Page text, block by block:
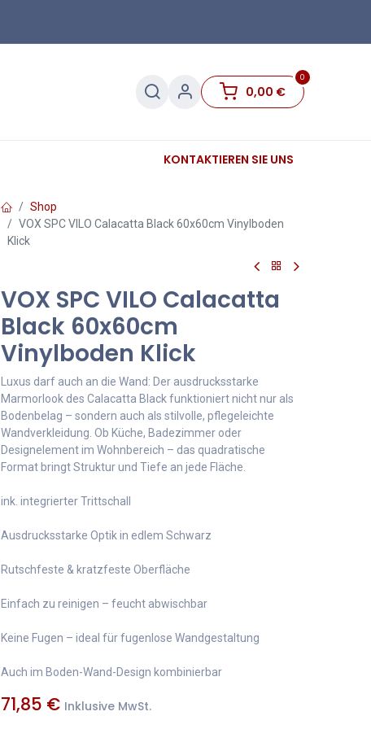
0
0,00 €
Sockelleisten Sale
KONTAKTIEREN SIE UNS
Shop
VOX SPC VILO Calacatta Black 60x60cm Vinylboden
Klick
VOX SPC VILO Calacatta
Black 60x60cm
Vinylboden Klick
Luxus darf auch an die Wand: Der ausdrucksstarke
Marmorlook des Calacatta Black funktioniert nicht nur als
Bodenbelag – sondern auch als stilvolle, pflegeleichte
Wandverkleidung. Ob Küche, Badezimmer oder
Designelement im Wohnbereich – das quadratische
Format bringt Struktur und Tiefe an jede Fläche.
ink. integrierter Trittschall
Ausdrucksstarke Optik in edlem Schwarz
Rutschfeste & kratzfeste Oberfläche
Einfach zu reinigen – feucht abwischbar
Keine Fugen – ideal für fugenlose Wandgestaltung
Auch im Boden-Wand-Design kombinierbar
71,85 € Inklusive MwSt.